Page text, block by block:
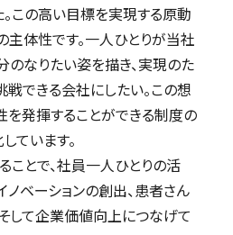
この高い目標を実現する原動
主体性です。一人ひとりが当社
のなりたい姿を描き、実現のた
できる会社にしたい。この想
を発揮することができる制度の
ています。
ことで、社員一人ひとりの活
ベーションの創出、患者さん
して企業価値向上につなげて